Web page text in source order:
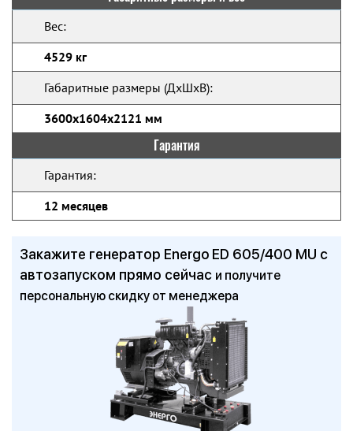
Вес:
4529 кг
Габаритные размеры (ДхШхВ):
3600х1604х2121 мм
Гарантия
Гарантия:
12 месяцев
Закажите генератор Energo ED 605/400 MU с
автозапуском прямо сейчас и получите
персональную скидку от менеджера